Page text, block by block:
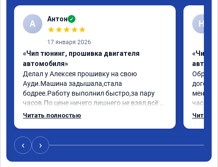
А Антон ✓
★★★★★
17 января 2026
«Чип тюнинг, прошивка двигателя
автомобиля»
Делал у Алексея прошивку на свою
Ауди.Машина задышала,стала
бодрее.Работу выполнил быстро,за пару
часов.По цене ничего лишнего не взял,всё
как договаривались заранее.После работы
случае поломки авто.Однозначно
рекомендую Алексея как грамотного
специалиста!
Читать полностью
Н
«Чип
меня
час
Арман
Читать
‹ ›